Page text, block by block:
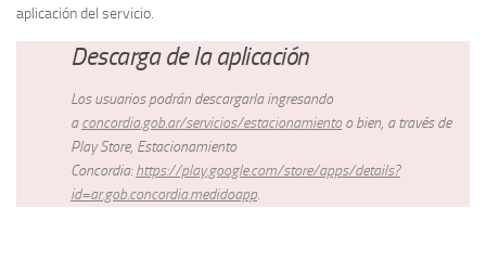
aplicación del servicio.
Descarga de la aplicación
Los usuarios podrán descargarla ingresando
aconcordia.gob.ar/servicios/estacionamiento o bien, a través de
Play Store, Estacionamiento
Concordia:https://play.google.com/store/apps/details?
id=ar.gob.concordia.medidoapp.